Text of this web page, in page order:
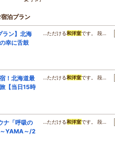
宿泊プラン
ラン】北海
幸に舌鼓
…ただける和洋室です。 段…
！北海道最
【当日15時
…ただける和洋室です。 段…
ナ「呼吸の
YAMA～/2
…ただける和洋室です。 段…